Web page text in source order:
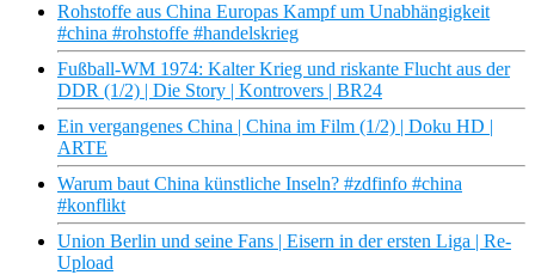
Rohstoffe aus China Europas Kampf um Unabhängigkeit
#china #rohstoffe #handelskrieg
Fußball-WM 1974: Kalter Krieg und riskante Flucht aus der
DDR (1/2) | Die Story | Kontrovers | BR24
Ein vergangenes China | China im Film (1/2) | Doku HD |
ARTE
Warum baut China künstliche Inseln? #zdfinfo #china
#konflikt
Union Berlin und seine Fans | Eisern in der ersten Liga | Re-
Upload